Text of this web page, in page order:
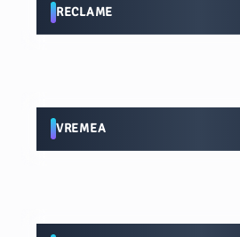
RECLAME
VREMEA